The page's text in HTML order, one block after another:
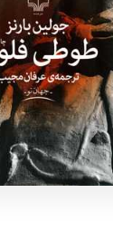
ادبیات ترکیه
ادبیات آسیا
سایر کشورهای اروپا
داستان کوتاه
شعر و متون کهن